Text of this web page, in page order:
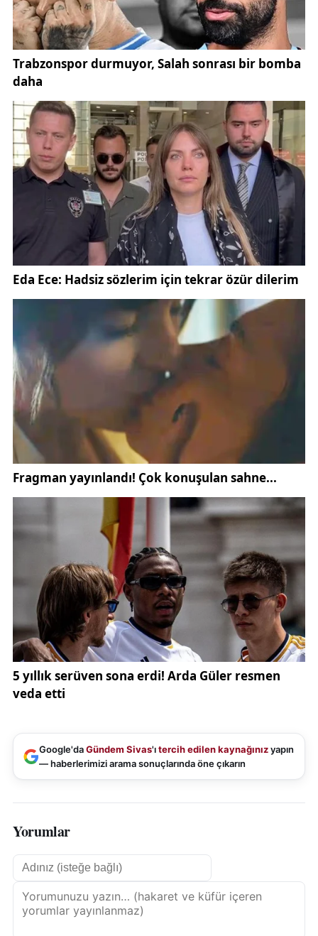
mi? Öğretmenler sadece müfredatı mı yetiştiriyor
yoksa öğrenciyi de tanıyor mu? Veliler çocuklarıyla
gerçekten iletişim kurabiliyor mu? Bir çocuğu
anlamak için onunla konuşmak yetmez. Onu
dinlemek gerekir. Ama gerçekten dinlemek…
Yargılamadan, Eleştirmeden, Karşılaştırmadan…
Çünkü bir çocuk anlaşılmadığında yalnızlaşır. Ve
yalnızlaşan bir çocuk, zamanla kendine ya da
çevresine zarar verebilir. Bugün yapılması gereken
şey çok net: Eğitim sistemini sadece akademik
başarı odaklı olmaktan çıkarıp, duygusal ve
psikolojik gelişimi merkeze alan bir yapıya
dönüştürmek. Çocuklar sadece bilgiyle değil,
anlayışla büyür. Ve unutmayalım… Bir çocuk
güvende hissetmediği yerde öğrenemez. Bugün
çocuklarımızı korumak istiyorsak, önce onları
anlamalıyız. Çünkü gerçek güvenlik, kapılarda
değil… Kalplerde başlar.
Eğitim Koçu Betül Mülayim Taşkıran
Google'daGündem Sivas'ıtercih edilen kaynağınızyapın
— haberlerimizi arama sonuçlarında öne çıkarın
Yorumlar